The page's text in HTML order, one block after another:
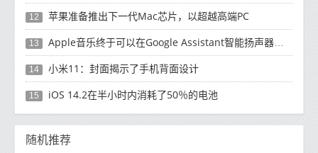
12 苹果准备推出下一代Mac芯片，以超越高端PC
13 Apple音乐终于可以在Google Assistant智能扬声器使用了
14 小米11：封面揭示了手机背面设计
15 iOS 14.2在半小时内消耗了50％的电池
随机推荐